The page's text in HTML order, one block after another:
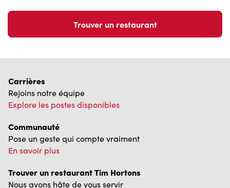
Trouver un restaurant
Rejoins notre équipe
Explore les postes disponibles
Communauté
Pose un geste qui compte vraiment
En savoir plus
Trouver un restaurant Tim Hortons
Nous avons hâte de vous servir
Localisateur de restaurant